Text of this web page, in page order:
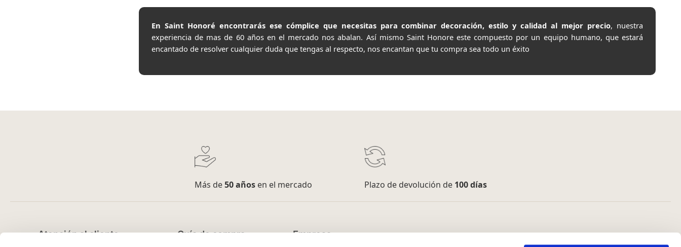
En Saint Honoré encontrarás ese cómplice que necesitas para combinar decoración, estilo y calidad al mejor precio, nuestra
experiencia de mas de 60 años en el mercado nos abalan. Así mismo Saint Honore este compuesto por un equipo humano, que estará
encantado de resolver cualquier duda que tengas al respecto, nos encantan que tu compra sea todo un éxito
Más de50 añosen el mercado Plazo de devolución de 100 días
Atención al cliente Guía de compra Empresa